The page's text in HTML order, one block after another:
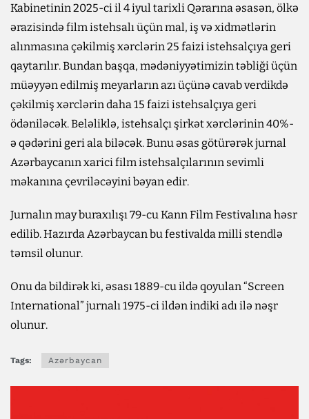
Kabinetinin 2025-ci il 4 iyul tarixli Qərarına əsasən, ölkə
ərazisində film istehsalı üçün mal, iş və xidmətlərin
alınmasına çəkilmiş xərclərin 25 faizi istehsalçıya geri
qaytarılır. Bundan başqa, mədəniyyətimizin təbliği üçün
müəyyən edilmiş meyarların azı üçünə cavab verdikdə
çəkilmiş xərclərin daha 15 faizi istehsalçıya geri
ödəniləcək. Beləliklə, istehsalçı şirkət xərclərinin 40%-
ə qədərini geri ala biləcək. Bunu əsas götürərək jurnal
Azərbaycanın xarici film istehsalçılarının sevimli
məkanına çevriləcəyini bəyan edir.
Jurnalın may buraxılışı 79-cu Kann Film Festivalına həsr
edilib. Hazırda Azərbaycan bu festivalda milli stendlə
təmsil olunur.
Onu da bildirək ki, əsası 1889-cu ildə qoyulan “Screen
International” jurnalı 1975-ci ildən indiki adı ilə nəşr
olunur.
Tags: Azərbaycan